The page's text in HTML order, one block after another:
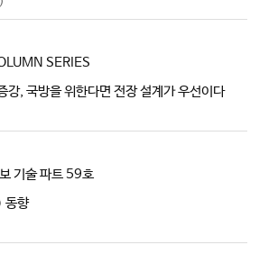
SERIES
강, 국방을 위한다면 전장 설계가 우선이다
기술 파트 59호
동향